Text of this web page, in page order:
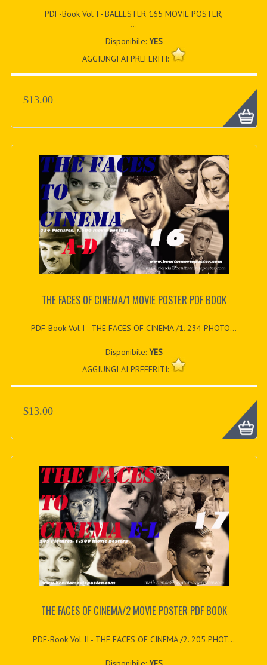
PDF-Book Vol I - BALLESTER 165 MOVIE POSTER,
...
Disponibile: YES
AGGIUNGI AI PREFERITI:
$13.00
THE FACES OF CINEMA/1 MOVIE POSTER PDF BOOK
PDF-Book Vol I - THE FACES OF CINEMA /1. 234 PHOTO...
Disponibile: YES
AGGIUNGI AI PREFERITI:
$13.00
THE FACES OF CINEMA/2 MOVIE POSTER PDF BOOK
PDF-Book Vol II - THE FACES OF CINEMA /2. 205 PHOT...